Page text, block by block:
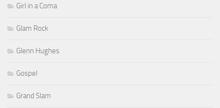
Girl in a Coma
Glam Rock
Glenn Hughes
Gospel
Grand Slam